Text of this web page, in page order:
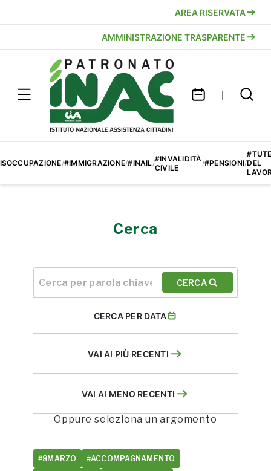
AREA RISERVATA
AMMINISTRAZIONE TRASPARENTE
/#IMMIGRAZIONE/#INAIL/#INVALIDITÀ
CIVILE
/#PENSIONI/DEL
Cerca
CERCA
CERCA PER DATA
VAI AI PIÙ RECENTI
VAI AI MENO RECENTI
Oppure seleziona un argomento
#8MARZO #ACCOMPAGNAMENTO